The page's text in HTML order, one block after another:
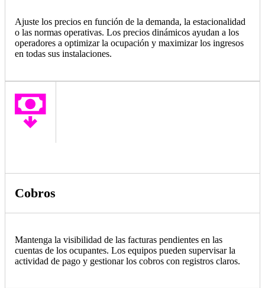
Ajuste los precios en función de la demanda, la estacionalidad
o las normas operativas. Los precios dinámicos ayudan a los
operadores a optimizar la ocupación y maximizar los ingresos
en todas sus instalaciones.
Cobros
Mantenga la visibilidad de las facturas pendientes en las
cuentas de los ocupantes. Los equipos pueden supervisar la
actividad de pago y gestionar los cobros con registros claros.